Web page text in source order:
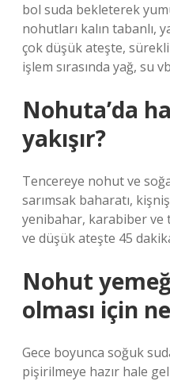
bol suda bekleterek
nohutları kalın tabanlı,
çok düşük ateşte,
işlem sırasında yağ, su
Nohuta’da
yakışır?
Tencereye nohut ve
sarımsak baharatı,
yenibahar, karabiber ve
ve düşük ateşte 45
Nohut
olması için
Gece boyunca soğuk
pişirilmeye hazır hale